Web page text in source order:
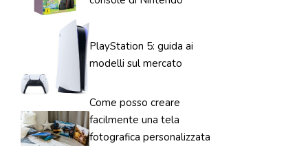
PlayStation 5: guida ai
modelli sul mercato
Come posso creare
facilmente una tela
fotografica personalizzata